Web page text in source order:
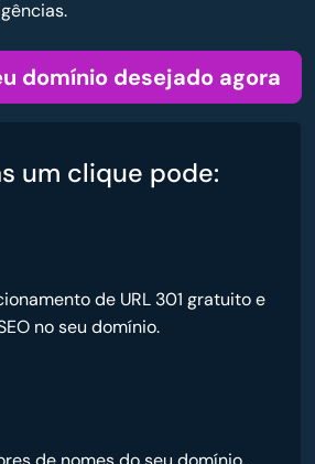
domínio desejado agora
um clique pode:
de URL 301 gratuito e
no seu domínio.